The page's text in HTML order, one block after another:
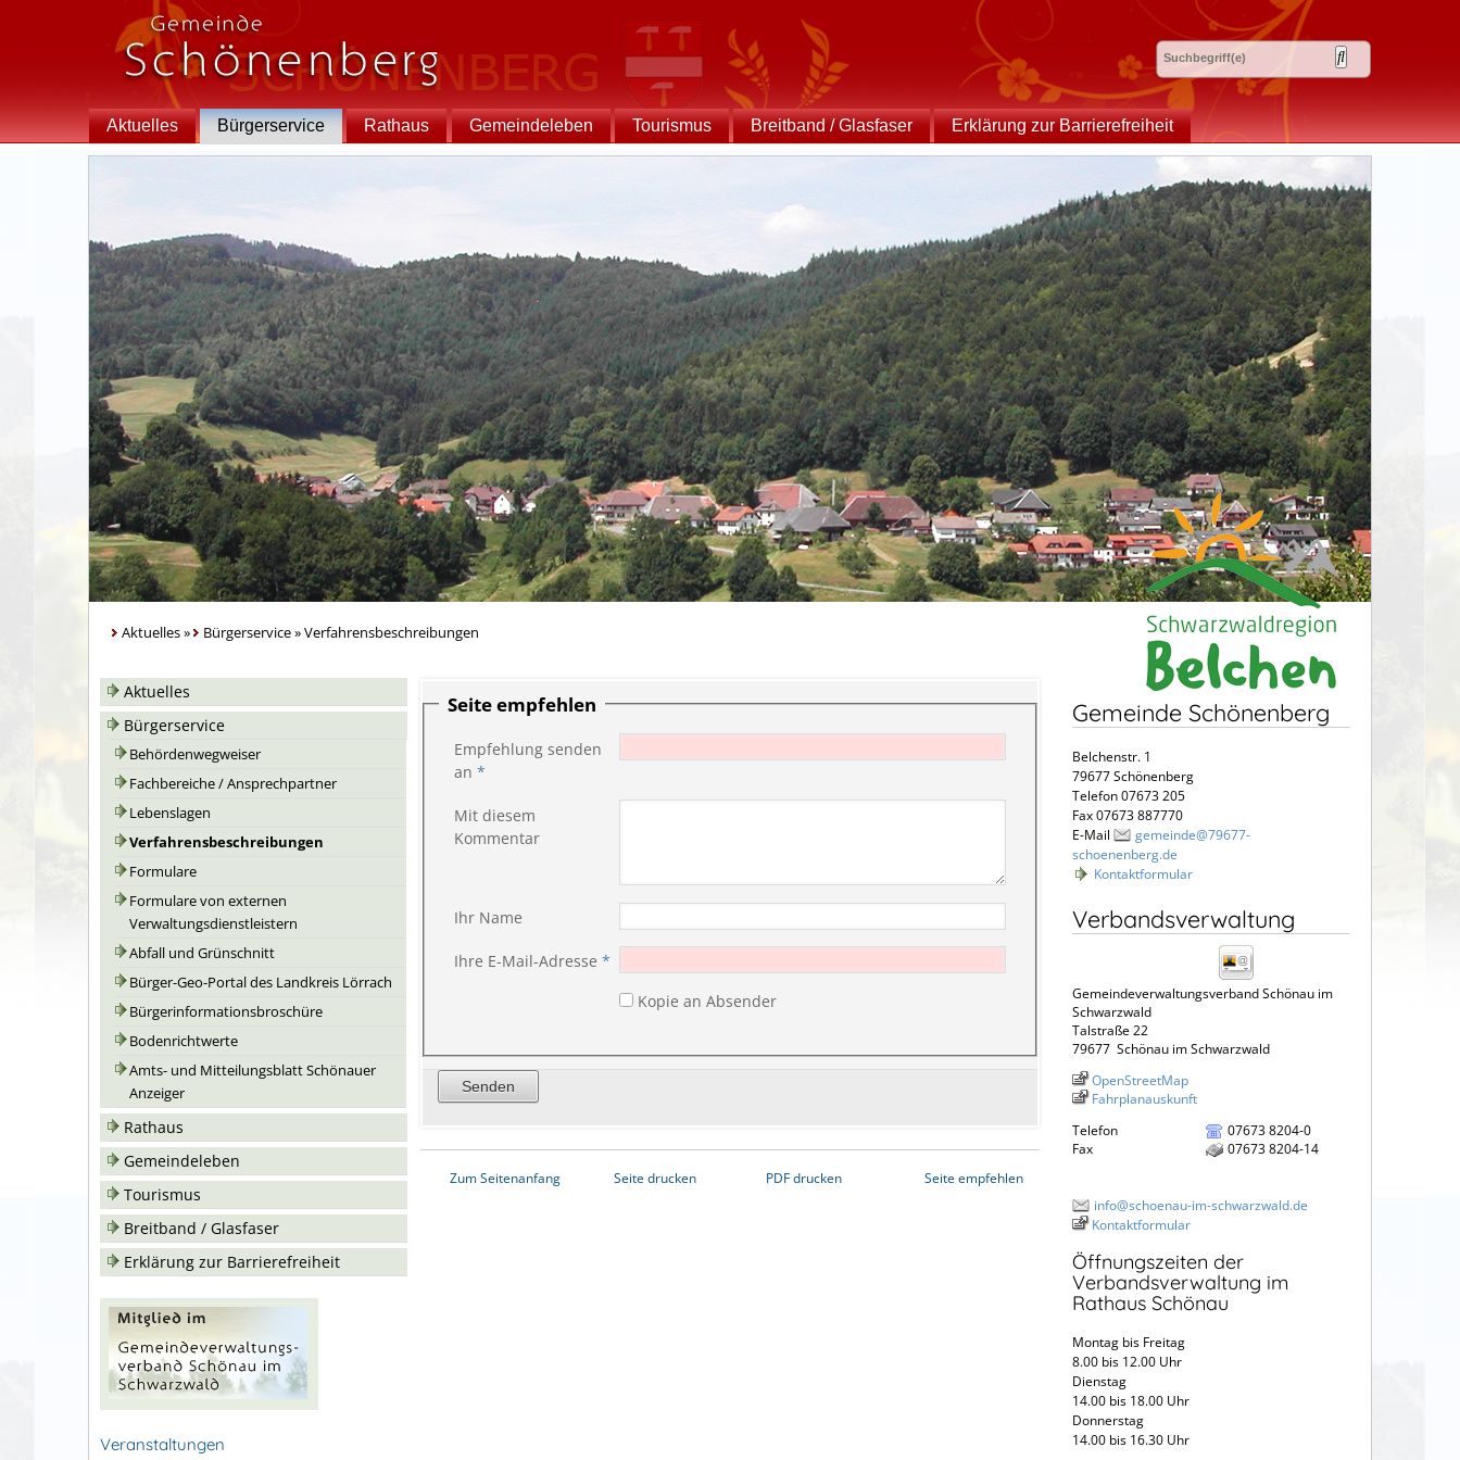
Aktuelles Bürgerservice Rathaus Gemeindeleben Tourismus Breitband / Glasfaser Erklärung zur Barrierefreiheit
Aktuelles» Bürgerservice»Verfahrensbeschreibungen
Aktuelles
Bürgerservice
Behördenwegweiser
Fachbereiche / Ansprechpartner
Lebenslagen
Verfahrensbeschreibungen
Formulare
Formulare von externen
Verwaltungsdienstleistern
Abfall und Grünschnitt
Bürger-Geo-Portal des Landkreis Lörrach
Bürgerinformationsbroschüre
Bodenrichtwerte
Amts- und Mitteilungsblatt Schönauer
Anzeiger
Rathaus
Gemeindeleben
Tourismus
Breitband / Glasfaser
Erklärung zur Barrierefreiheit
Veranstaltungen
Seite empfehlen
Empfehlung senden
an *
Mit diesem
Kommentar
Ihr Name
Ihre E-Mail-Adresse *
Kopie an Absender
Zum Seitenanfang Seite drucken PDF drucken Seite empfehlen
Gemeinde Schönenberg
Belchenstr. 1
79677 Schönenberg
Telefon 07673 205
Fax 07673 887770
E-Mail
gemeinde@79677-
schoenenberg.de
Kontaktformular
Verbandsverwaltung
Gemeindeverwaltungsverband Schönau im
Schwarzwald
Talstraße 22
79677 Schönau im Schwarzwald
OpenStreetMap
Fahrplanauskunft
Telefon
07673 8204-0
Fax
07673 8204-14
info@schoenau-im-schwarzwald.de
Kontaktformular
Öffnungszeiten der
Verbandsverwaltung im
Rathaus Schönau
Montag bis Freitag
8.00 bis 12.00 Uhr
Dienstag
14.00 bis 18.00 Uhr
Donnerstag
14.00 bis 16.30 Uhr